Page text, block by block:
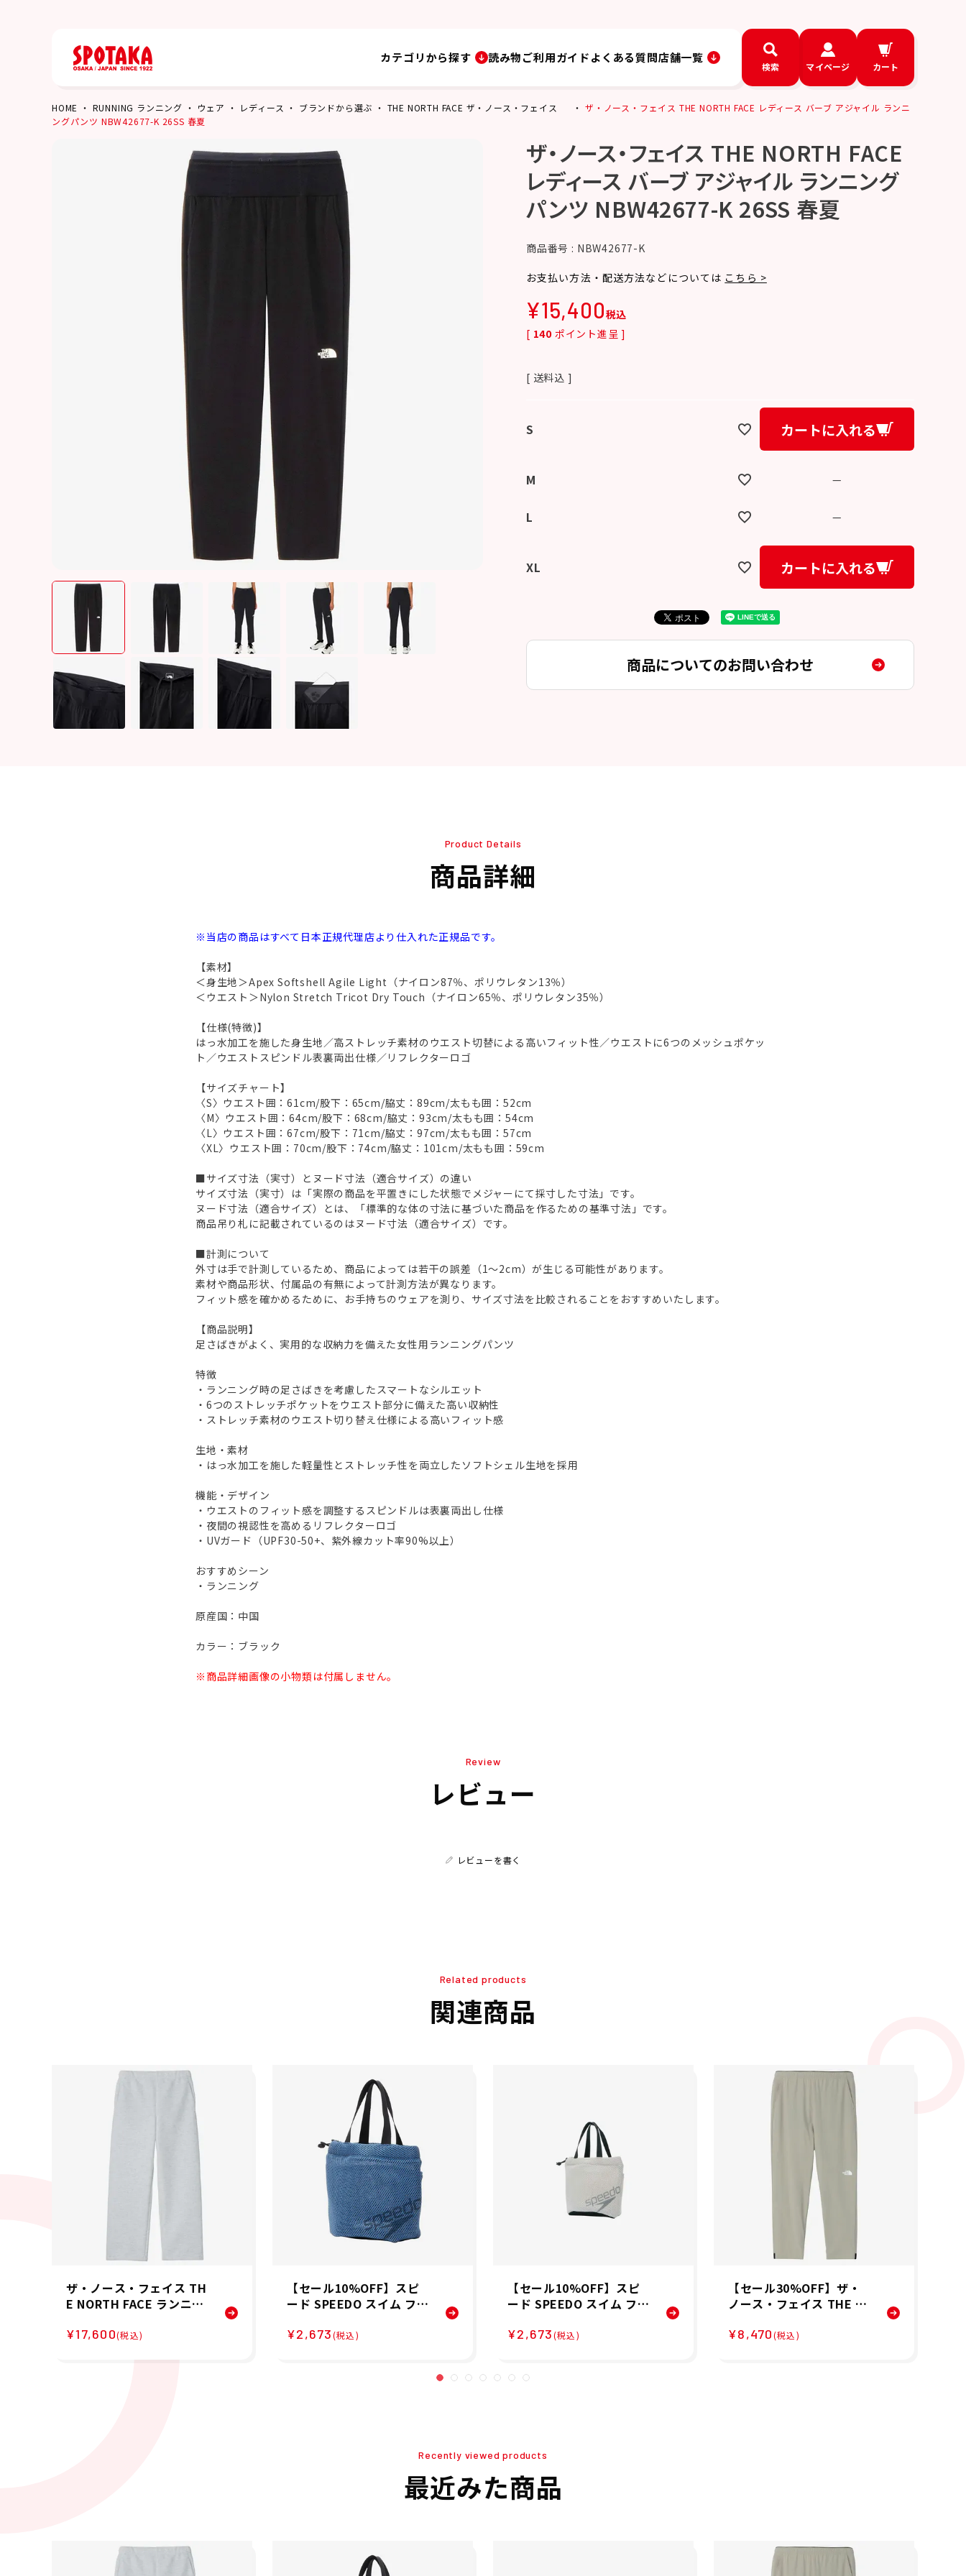
カテゴリから探す 読み物ご利用ガイドよくある質問店舗一覧
検索 マイページ カート
HOME RUNNING ランニング ウェア レディース ブランドから選ぶ THE NORTH FACE ザ・ノース・フェイス
ザ・ノース・フェイス THE NORTH FACE レディース バーブ アジャイル ランニ
ングパンツ NBW42677-K 26SS 春夏
ザ・ノース・フェイス THE NORTH FACE
レディース バーブ アジャイル ランニング
パンツ NBW42677-K 26SS 春夏
商品番号 NBW42677-K
お支払い方法・配送方法などについては こちら >
¥15,400税込
[ 140 ポイント進呈 ]
送料込
S カートに入れる
M —
L —
XL カートに入れる
商品についてのお問い合わせ
Product Details
商品詳細
※当店の商品はすべて日本正規代理店より仕入れた正規品です。
【素材】
＜身生地＞Apex Softshell Agile Light（ナイロン87％、ポリウレタン13％）
＜ウエスト＞Nylon Stretch Tricot Dry Touch（ナイロン65％、ポリウレタン35％）
【仕様(特徴)】
はっ水加工を施した身生地／高ストレッチ素材のウエスト切替による高いフィット性／ウエストに6つのメッシュポケッ
ト／ウエストスピンドル表裏両出仕様／リフレクターロゴ
【サイズチャート】
〈S〉ウエスト囲：61cm/股下：65cm/脇丈：89cm/太もも囲：52cm
〈M〉ウエスト囲：64cm/股下：68cm/脇丈：93cm/太もも囲：54cm
〈L〉ウエスト囲：67cm/股下：71cm/脇丈：97cm/太もも囲：57cm
〈XL〉ウエスト囲：70cm/股下：74cm/脇丈：101cm/太もも囲：59cm
■サイズ寸法（実寸）とヌード寸法（適合サイズ）の違い
サイズ寸法（実寸）は「実際の商品を平置きにした状態でメジャーにて採寸した寸法」です。
ヌード寸法（適合サイズ）とは、「標準的な体の寸法に基づいた商品を作るための基準寸法」です。
商品吊り札に記載されているのはヌード寸法（適合サイズ）です。
■計測について
外寸は手で計測しているため、商品によっては若干の誤差（1～2cm）が生じる可能性があります。
素材や商品形状、付属品の有無によって計測方法が異なります。
フィット感を確かめるために、お手持ちのウェアを測り、サイズ寸法を比較されることをおすすめいたします。
【商品説明】
足さばきがよく、実用的な収納力を備えた女性用ランニングパンツ
特徴
・ランニング時の足さばきを考慮したスマートなシルエット
・6つのストレッチポケットをウエスト部分に備えた高い収納性
・ストレッチ素材のウエスト切り替え仕様による高いフィット感
生地・素材
・はっ水加工を施した軽量性とストレッチ性を両立したソフトシェル生地を採用
機能・デザイン
・ウエストのフィット感を調整するスピンドルは表裏両出し仕様
・夜間の視認性を高めるリフレクターロゴ
・UVガード（UPF30-50+、紫外線カット率90%以上）
おすすめシーン
・ランニング
原産国：中国
カラー：ブラック
※商品詳細画像の小物類は付属しません。
Review
レビュー
レビューを書く
Related products
関連商品
ザ・ノース・フェイス TH
E NORTH FACE ランニン
トムス ロング パンツ 長ズ
¥17,600(税込)
【セール10%OFF】スピ
ード SPEEDO スイム フィ
バッグ SpaBag SE22460
¥2,673(税込)
【セール10%OFF】スピ
ード SPEEDO スイム フィ
バッグ スパバッグ SpaBa
¥2,673(税込)
【セール30%OFF】ザ・
ノース・フェイス THE N
フレキシブルロングパン
¥8,470(税込)
Recently viewed products
最近みた商品